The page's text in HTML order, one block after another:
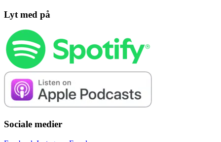
Lyt med på
Sociale medier